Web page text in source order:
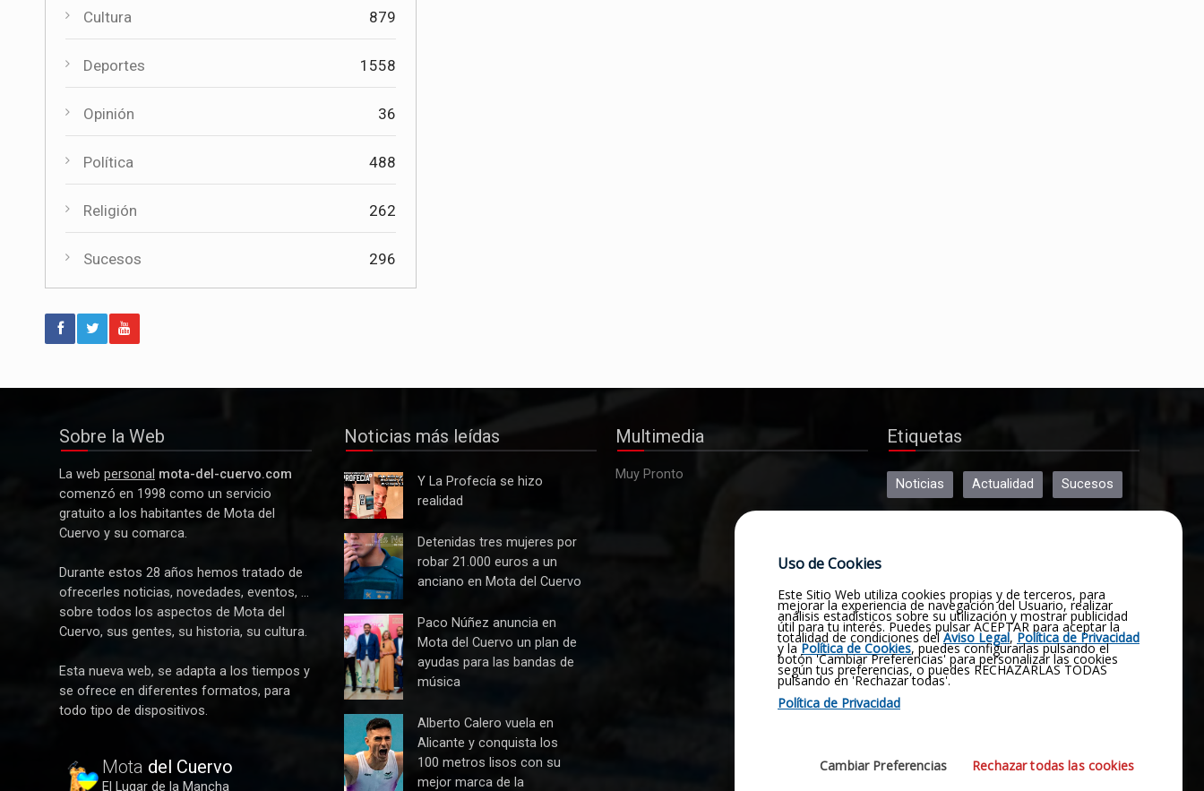
Paco Núñez anuncia en Mota del
Cuervo un plan de ayudas para las
materializa en su trofeo para escuelas
Cultura
Tres bandas competirán en Mota del
acaba 14º en el Campeonato de
Deportes
Alberto Calero lidera la representación
conquense en la selección de Castilla-
La Mancha para el Nacional de
Federaciones
Cultura 879
Deportes 1558
Opinión 36
Política 488
Religión 262
Sucesos 296
Sobre la Web
La web personal mota-del-cuervo.com
comenzó en 1998 como un servicio
gratuito a los habitantes de Mota del
Cuervo y su comarca.
Durante estos 28 años hemos tratado de
ofrecerles noticias, novedades, eventos, ...
sobre todos los aspectos de Mota del
Cuervo, sus gentes, su historia, su cultura.
Esta nueva web, se adapta a los tiempos y
se ofrece en diferentes formatos, para
todo tipo de dispositivos.
Mota del Cuervo
El Lugar de la Mancha
Noticias más leídas
Y La
Profecía
se hizo
realidad
Y La Profecía se hizo
realidad
Detenidas
tres
mujeres
por robar
21.000
euros a
un
anciano
en Mota
del
Cuervo
Detenidas tres mujeres por
robar 21.000 euros a un
anciano en Mota del Cuervo
Paco
Núñez
anuncia
en Mota
del
Cuervo un
plan de
ayudas
para las
bandas
Paco Núñez anuncia en
Mota del Cuervo un plan de
ayudas para las bandas de
música
Alberto
Calero
vuela en
Alicante y
Alberto Calero vuela en
Alicante y conquista los
100 metros lisos con su
mejor marca de la
Multimedia
Muy Pronto
Etiquetas
Noticias Actualidad Sucesos
Obituario Pluviómetro
Fotografías Vídeos Virgen
Manjavacas
Uso de Cookies
Este Sitio Web utiliza cookies propias y de terceros, para
mejorar la experiencia de navegación del Usuario, realizar
análisis estadísticos sobre su utilización y mostrar publicidad
útil para tu interés. Puedes pulsar ACEPTAR para aceptar la
totalidad de condiciones delAviso Legal,Política de Privacidad
y laPolítica de Cookies, puedes configurarlas pulsando el
botón 'Cambiar Preferencias' para personalizar las cookies
según tus preferencias, o puedes RECHAZARLAS TODAS
pulsando en 'Rechazar todas'.
Política de Privacidad
Cambiar Preferencias Rechazar todas las cookies